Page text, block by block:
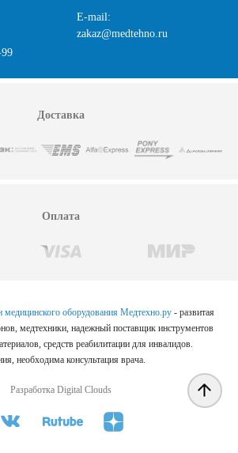
E-mail:
zakaz@medtehno.ru
Доставка
Оплата
медицинского оборудования Медтехно.ру - развитая
медтехники, надежный поставщик инструментов
средств реабилитации для инвалидов.
необходима консультация врача.
Разработка Digital Clouds